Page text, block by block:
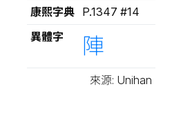
康熙字典
P.1347 #14
異體字
陣
來源: Unihan